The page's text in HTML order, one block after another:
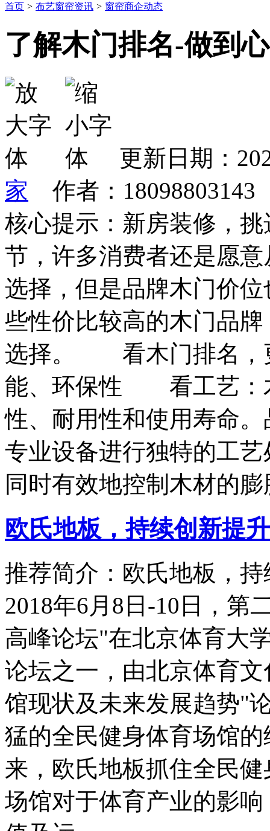
首页 > 布艺窗帘资讯 > 窗帘商企动态
了解木门排名-做到
更新日期：
家 作者：
核心提示：新房装修，
节，许多消费者还是愿
选择，但是品牌木门价
些性价比较高的木门品
选择。 看木门排名，
能、环保性 看工艺：
性、耐用性和使用寿命
专业设备进行独特的工
同时有效地控制木材的膨
欧氏地板，持续创新提
推荐简介：欧氏地板，
2018年6月8日-10日，第
高峰论坛"在北京体育大
论坛之一，由北京体育
馆现状及未来发展趋势"
猛的全民健身体育场馆
来，欧氏地板抓住全民
场馆对于体育产业的影